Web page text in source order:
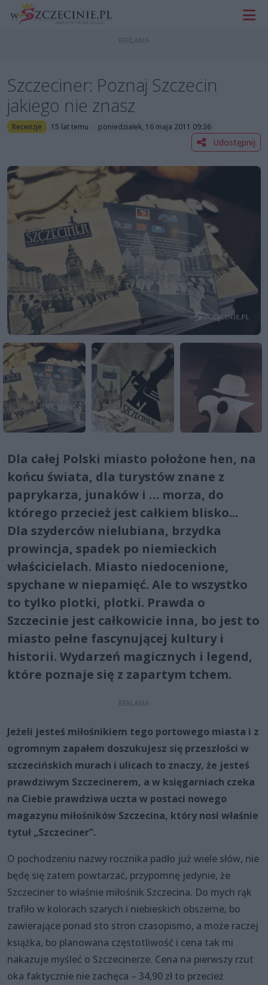
Szczeciner: Poznaj Szczecin
jakiego nie znasz
Recenzje 15 lat temu poniedziałek, 16 maja 2011 09:36
Udostępnij
Dla całej Polski miasto położone hen, na
końcu świata, dla turystów znane z
paprykarza, junaków i … morza, do
którego przecież jest całkiem blisko...
Dla szyderców nielubiana, brzydka
prowincja, spadek po niemieckich
właścicielach. Miasto niedocenione,
spychane w niepamięć. Ale to wszystko
to tylko plotki, plotki. Prawda o
Szczecinie jest całkowicie inna, bo jest to
miasto pełne fascynującej kultury i
historii. Wydarzeń magicznych i legend,
które poznaje się z zapartym tchem.
Jeżeli jesteś miłośnikiem tego portowego miasta i z
ogromnym zapałem doszukujesz się przeszłości w
szczecińskich murach i ulicach to znaczy, że jesteś
prawdziwym Szczecinerem, a w księgarniach czeka
na Ciebie prawdziwa uczta w postaci nowego
magazynu miłośników Szczecina, który nosi właśnie
tytuł „Szczeciner”.
O pochodzeniu nazwy rocznika padło już wiele słów, nie
będę się zatem powtarzać, przypomnę jedynie, że
Szczeciner to właśnie miłośnik Szczecina. Do mych rąk
trafiło w kolorach szarych i niebieskich obszerne, bo
zawierające ponad sto stron czasopismo, a może raczej
książka, bo planowana częstotliwość i cena tak mi
nakazuje myśleć o Szczecinerze. Cena na pierwszy rzut
oka faktycznie nie zachęca – 34,90 zł to przecież